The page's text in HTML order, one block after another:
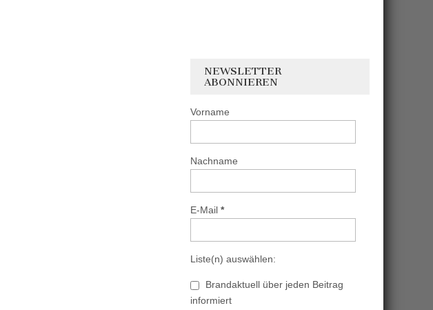
NEWSLETTER
ABONNIEREN
Vorname
Nachname
E-Mail *
Liste(n) auswählen:
Brandaktuell über jeden Beitrag
informiert